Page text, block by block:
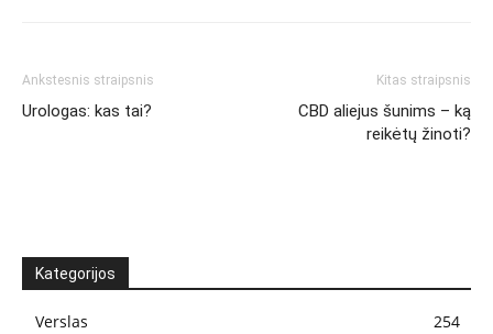
Ankstesnis straipsnis
Urologas: kas tai?
Kitas straipsnis
CBD aliejus šunims – ką
reikėtų žinoti?
Kategorijos
Verslas
254